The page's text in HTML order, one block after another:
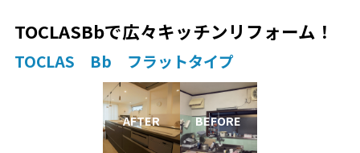
洗面化粧室 トイレ
TOCLASBbで広々キッチンリフォーム！
TOCLAS Bb フラットタイプ